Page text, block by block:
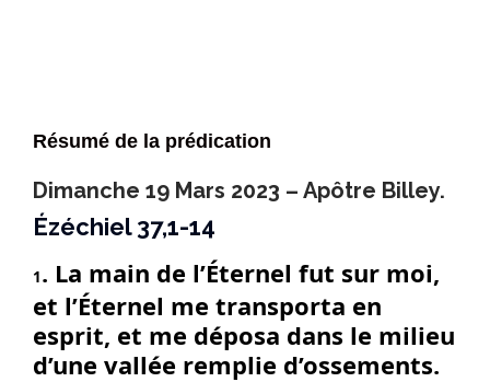
Résumé de la prédication
Dimanche 19 Mars 2023 – Apôtre Billey.
Ézéchiel 37,1-14
1. La main de l’Éternel fut sur moi,
et l’Éternel me transporta en
esprit, et me déposa dans le milieu
d’une vallée remplie d’ossements.